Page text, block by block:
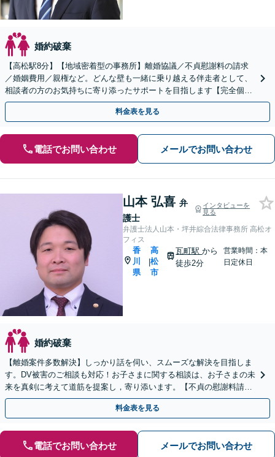
婚約破棄
【高松駅8分】【地域密着型の事務所】離婚協議／不貞慰謝料の請求
／婚姻費用／親権など。どんな壁も一緒に乗り越える伴走者として、
相談者の方のお気持ちに寄り添ったサポートを目指します【完全個室
でのご相談】
料金表を見る
電話でお問い合わせ メールでお問い合わせ
山本 弘喜 弁
護士
インタビューを
見る
弁護士法人山本・坪井綜合法律事務所 高松オ
フィス
香
川
県
|
高
松
市
瓦町駅から
徒歩2分
営業時間：本
日定休日
婚約破棄
【離婚案件多数解決】しっかり話を伺い、スムーズな解決を目指しま
す。DV被害のご相談も対応！お子さまに関する相談は、お子さまの未
来を真剣に考えて道筋を提案し，寄り添います。【不貞の慰謝料請
求】相手の動きを予測しながら最善の解決を模索します。
料金表を見る
電話でお問い合わせ メールでお問い合わせ